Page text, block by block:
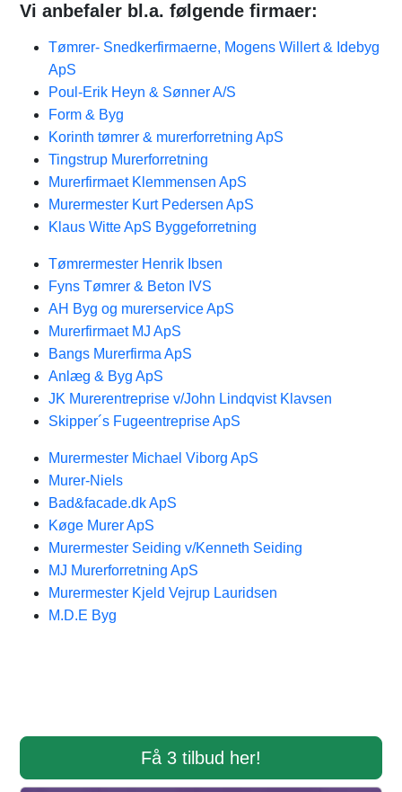
Vi anbefaler bl.a. følgende firmaer:
Tømrer- Snedkerfirmaerne, Mogens Willert & Idebyg
ApS
Poul-Erik Heyn & Sønner A/S
Form & Byg
Korinth tømrer & murerforretning ApS
Tingstrup Murerforretning
Murerfirmaet Klemmensen ApS
Murermester Kurt Pedersen ApS
Klaus Witte ApS Byggeforretning
Tømrermester Henrik Ibsen
Fyns Tømrer & Beton IVS
AH Byg og murerservice ApS
Murerfirmaet MJ ApS
Bangs Murerfirma ApS
Anlæg & Byg ApS
JK Murerentreprise v/John Lindqvist Klavsen
Skipper´s Fugeentreprise ApS
Murermester Michael Viborg ApS
Murer-Niels
Bad&facade.dk ApS
Køge Murer ApS
Murermester Seiding v/Kenneth Seiding
MJ Murerforretning ApS
Murermester Kjeld Vejrup Lauridsen
M.D.E Byg
Få 3 tilbud her!